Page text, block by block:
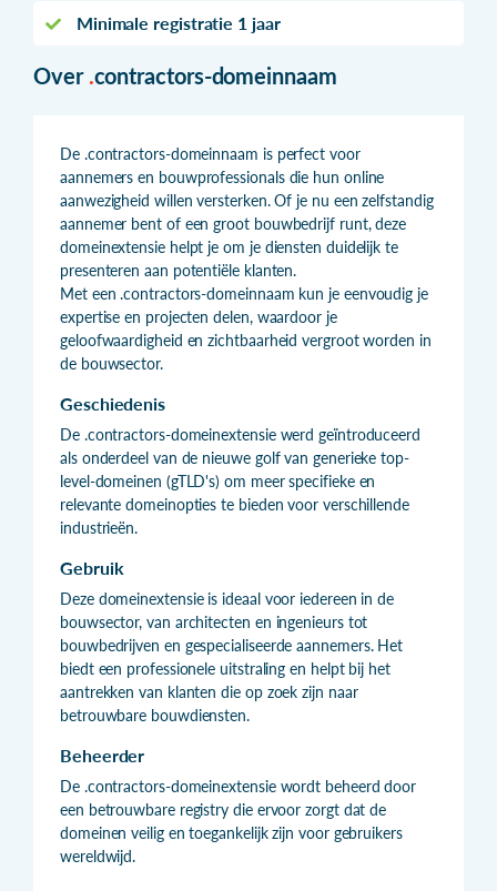
Minimale registratie 1 jaar
Over .contractors-domeinnaam
De .contractors-domeinnaam is perfect voor
aannemers en bouwprofessionals die hun online
aanwezigheid willen versterken. Of je nu een zelfstandig
aannemer bent of een groot bouwbedrijf runt, deze
domeinextensie helpt je om je diensten duidelijk te
presenteren aan potentiële klanten.
Met een .contractors-domeinnaam kun je eenvoudig je
expertise en projecten delen, waardoor je
geloofwaardigheid en zichtbaarheid vergroot worden in
de bouwsector.
Geschiedenis
De .contractors-domeinextensie werd geïntroduceerd
als onderdeel van de nieuwe golf van generieke top-
level-domeinen (gTLD's) om meer specifieke en
relevante domeinopties te bieden voor verschillende
industrieën.
Gebruik
Deze domeinextensie is ideaal voor iedereen in de
bouwsector, van architecten en ingenieurs tot
bouwbedrijven en gespecialiseerde aannemers. Het
biedt een professionele uitstraling en helpt bij het
aantrekken van klanten die op zoek zijn naar
betrouwbare bouwdiensten.
Beheerder
De .contractors-domeinextensie wordt beheerd door
een betrouwbare registry die ervoor zorgt dat de
domeinen veilig en toegankelijk zijn voor gebruikers
wereldwijd.